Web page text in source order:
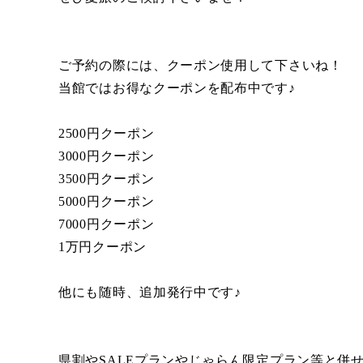
ご予約の際には、クーポン使用して下さいね！
当館ではお得なクーポンを配布中です♪
2500円クーポン
3000円クーポン
3500円クーポン
5000円クーポン
7000円クーポン
1万円クーポン
他にも随時、追加発行中です♪
県割やSALEプランやじゃらん限定プラン等と併